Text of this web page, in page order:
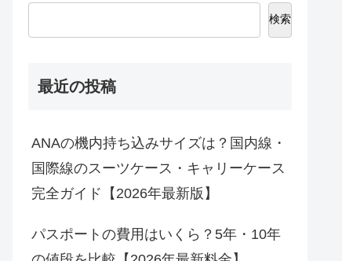
検索
最近の投稿
ANAの機内持ち込みサイズは？国内線・
国際線のスーツケース・キャリーケース
完全ガイド【2026年最新版】
パスポートの費用はいくら？5年・10年